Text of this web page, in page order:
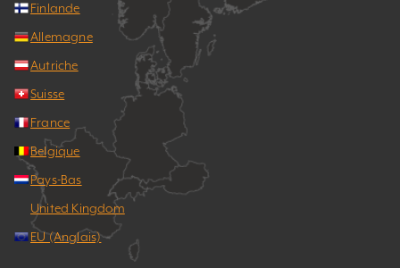
Finlande
Allemagne
Autriche
Suisse
France
Belgique
Pays-Bas
United Kingdom
EU (Anglais)